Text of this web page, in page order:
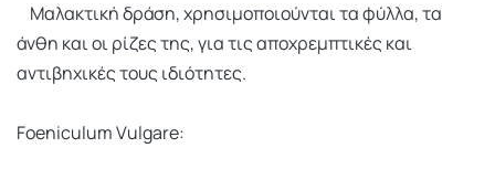
Μαλακτική δράση, χρησιμοποιούνται τα φύλλα, τα
άνθη και οι ρίζες της, για τις αποχρεμπτικές και
αντιβηχικές τους ιδιότητες.
Foeniculum Vulgare: